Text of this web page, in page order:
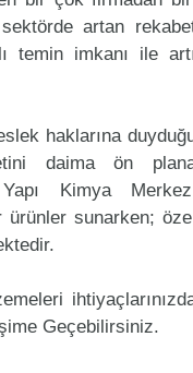
artan
temin imkanı ile
haklarına
daima ön
Kimya
ürünler sunarken;
Geçebilirsiniz.